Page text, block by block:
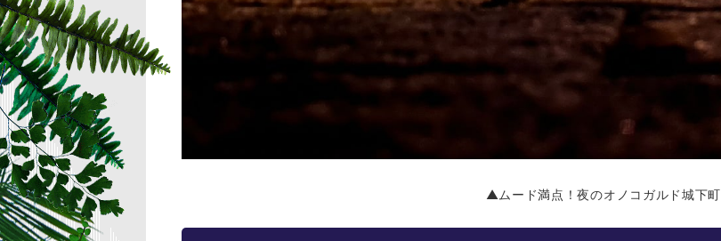
▲ムード満点！夜のオノコガルド城下町